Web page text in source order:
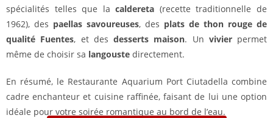
spécialités telles que lacaldereta (recette traditionnelle de
1962), des paellas savoureuses, des plats de thon rouge de
qualité Fuentes, et des desserts maison. Un vivierpermet
même de choisir sa langouste directement.
En résumé, le Restaurante Aquarium Port Ciutadella combine
cadre enchanteur et cuisine raffinée, faisant de lui une option
idéale pour votre soirée romantique au bord de l’eau.